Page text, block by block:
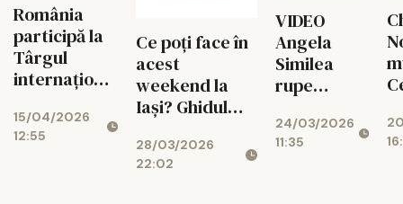
România
participă la
Târgul
internațional
pentru copii
de la
15/04/2026
12:55
Ce poți face în
acest
weekend la
Iași? Ghidul
evenimentelor,
realizat de
28/03/2026
22:02
VIDEO
Angela
Similea
rupe
după
scandalul
24/03/2026
11:35